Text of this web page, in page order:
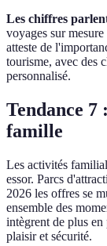
Les chiffres
voyages sur
atteste de
tourisme, avec des
personnalisé.
Tendance 7
famille
Les activités
essor. Parcs
2026 les offres se
ensemble des
intègrent de plus
plaisir et sécurité.